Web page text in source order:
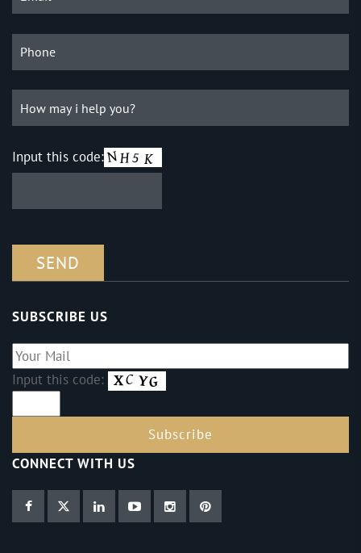
Input this code:
SUBSCRIBE US
Input this code:
CONNECT WITH US